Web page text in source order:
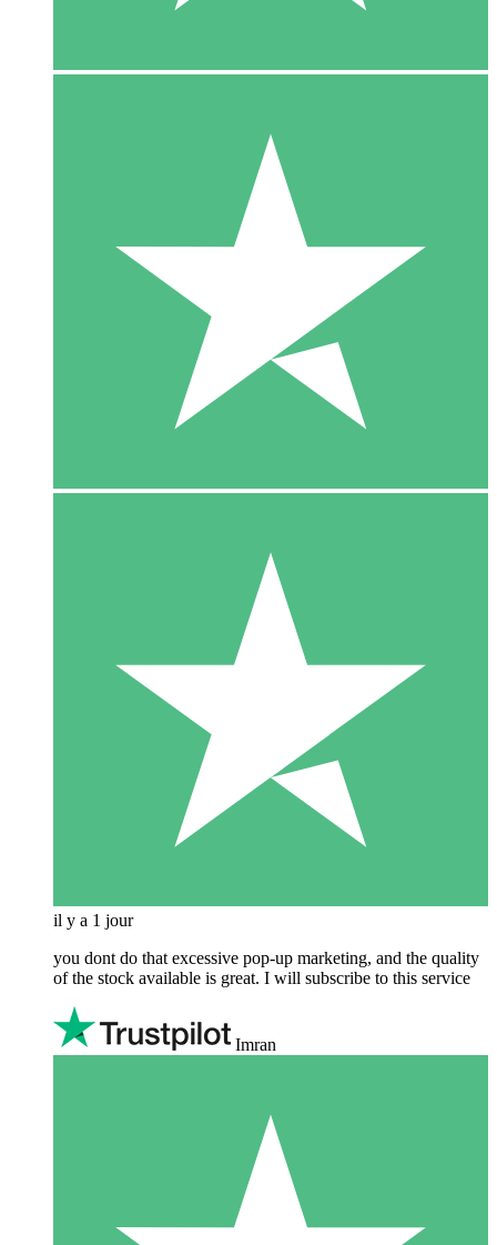
il y a 1 jour
you dont do that excessive pop-up marketing, and the quality
of the stock available is great. I will subscribe to this service
Imran